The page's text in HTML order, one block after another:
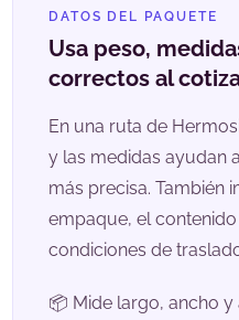
DATOS DEL PAQUETE
Usa peso,
correctos al
En una ruta de
y las medidas ayudan
más precisa. También
empaque, el
condiciones de
📦 Mide largo, ancho y